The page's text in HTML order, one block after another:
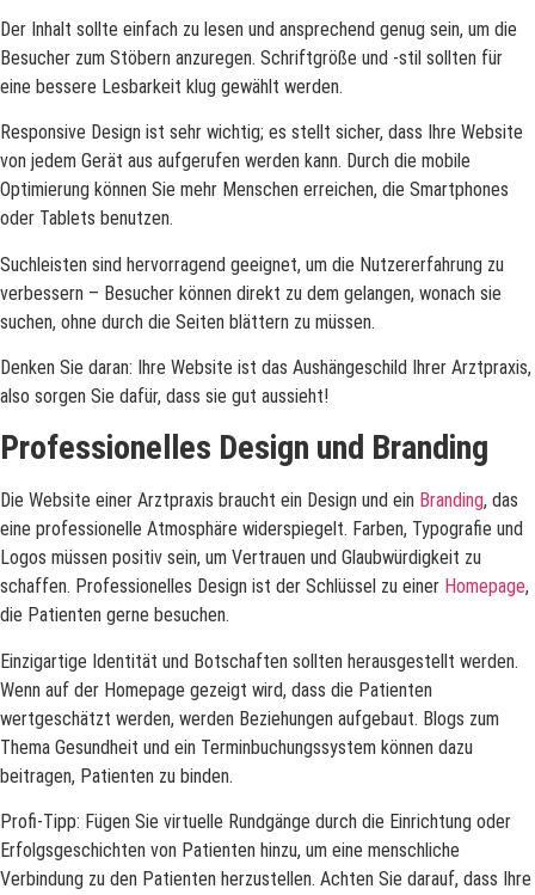
Der Inhalt sollte einfach zu lesen und ansprechend genug sein, um die
Besucher zum Stöbern anzuregen. Schriftgröße und -stil sollten für
eine bessere Lesbarkeit klug gewählt werden.
Responsive Design ist sehr wichtig; es stellt sicher, dass Ihre Website
von jedem Gerät aus aufgerufen werden kann. Durch die mobile
Optimierung können Sie mehr Menschen erreichen, die Smartphones
oder Tablets benutzen.
Suchleisten sind hervorragend geeignet, um die Nutzererfahrung zu
verbessern – Besucher können direkt zu dem gelangen, wonach sie
suchen, ohne durch die Seiten blättern zu müssen.
Denken Sie daran: Ihre Website ist das Aushängeschild Ihrer Arztpraxis,
also sorgen Sie dafür, dass sie gut aussieht!
Professionelles Design und Branding
Die Website einer Arztpraxis braucht ein Design und ein Branding, das
eine professionelle Atmosphäre widerspiegelt. Farben, Typografie und
Logos müssen positiv sein, um Vertrauen und Glaubwürdigkeit zu
schaffen. Professionelles Design ist der Schlüssel zu einer Homepage,
die Patienten gerne besuchen.
Einzigartige Identität und Botschaften sollten herausgestellt werden.
Wenn auf der Homepage gezeigt wird, dass die Patienten
wertgeschätzt werden, werden Beziehungen aufgebaut. Blogs zum
Thema Gesundheit und ein Terminbuchungssystem können dazu
beitragen, Patienten zu binden.
Profi-Tipp: Fügen Sie virtuelle Rundgänge durch die Einrichtung oder
Erfolgsgeschichten von Patienten hinzu, um eine menschliche
Verbindung zu den Patienten herzustellen. Achten Sie darauf, dass Ihre